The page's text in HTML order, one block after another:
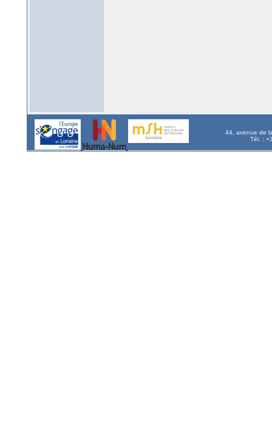
44, avenue de
Tél. :